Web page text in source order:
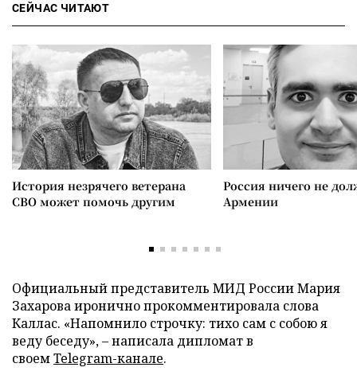
СЕЙЧАС ЧИТАЮТ
История незрячего ветерана
СВО может помочь другим
Россия ничего не
Армении
Официальный представитель МИД России Мария
Захарова иронично прокомментировала слова
Каллас. «Напомнило строчку: тихо сам с собою я
веду беседу», – написала дипломат в
своемTelegram-канале.